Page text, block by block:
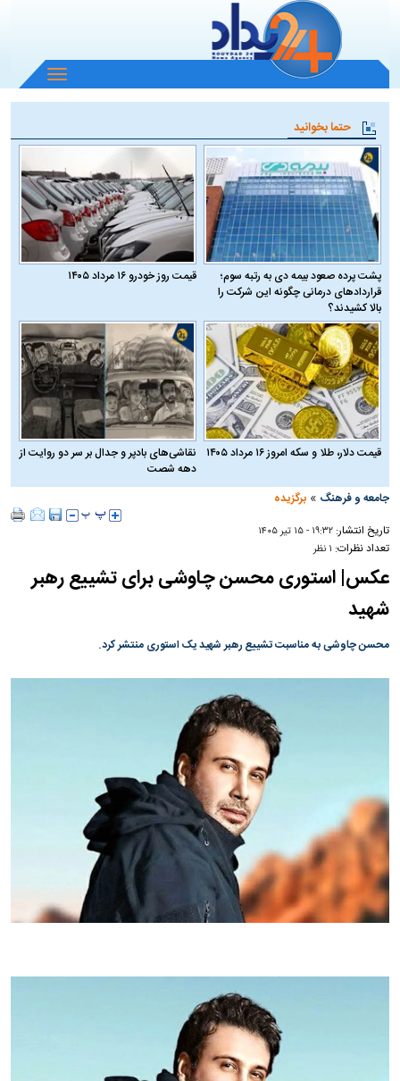
باز
و
منو
حتما بخوانید
پشت پرده صعود بیمه دی به رتبه سوم؛
قراردادهای درمانی چگونه این شرکت را
بالا کشیدند؟
قیمت روز خودرو ۱۶ مرداد ۱۴۰۵
قیمت دلار، طلا و سکه امروز ۱۶ مرداد ۱۴۰۵
نقاشی‌های بادپر و جدال بر سر دو روایت از
دهه شصت
جامعه و فرهنگ »برگزیده
تاریخ انتشار:۱۹:۳۲ - ۱۵ تير ۱۴۰۵
تعداد نظرات: ۱ نظر
عکس| استوری محسن چاوشی برای تشییع رهبر
شهید
محسن چاوشی به‌ مناسبت تشییع رهبر شهید یک استوری منتشر کرد.